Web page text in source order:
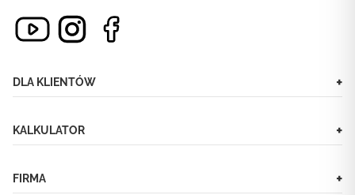
DLA KLIENTÓW +
KALKULATOR +
FIRMA +